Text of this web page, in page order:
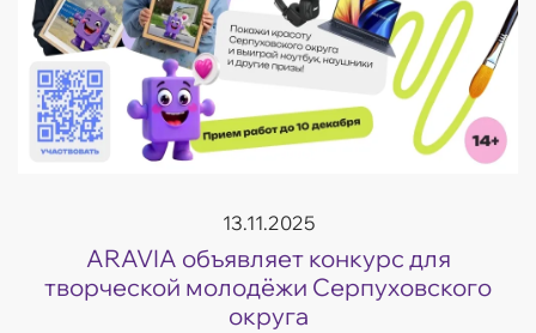
13.11.2025
ARAVIA объявляет конкурс для
творческой молодёжи Серпуховского
округа